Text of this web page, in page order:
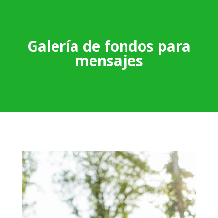
Galería de fondos para
mensajes